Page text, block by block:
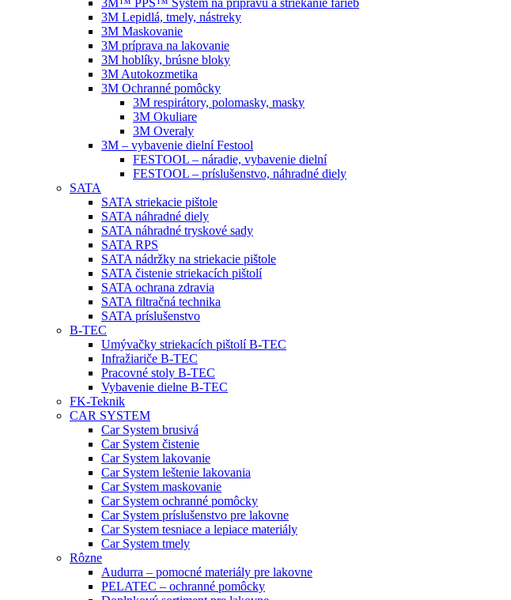
3M™ PPS™ Systém na prípravu a striekanie farieb
3M Lepidlá, tmely, nástreky
3M Maskovanie
3M príprava na lakovanie
3M hoblíky, brúsne bloky
3M Autokozmetika
3M Ochranné pomôcky
3M respirátory, polomasky, masky
3M Okuliare
3M Overaly
3M – vybavenie dielní Festool
FESTOOL – náradie, vybavenie dielní
FESTOOL – príslušenstvo, náhradné diely
SATA
SATA striekacie pištole
SATA náhradné diely
SATA náhradné tryskové sady
SATA RPS
SATA nádržky na striekacie pištole
SATA čistenie striekacích pištolí
SATA ochrana zdravia
SATA filtračná technika
SATA príslušenstvo
B-TEC
Umývačky striekacích pištolí B-TEC
Infražiariče B-TEC
Pracovné stoly B-TEC
Vybavenie dielne B-TEC
FK-Teknik
CAR SYSTEM
Car System brusivá
Car System čistenie
Car System lakovanie
Car System leštenie lakovania
Car System maskovanie
Car System ochranné pomôcky
Car System príslušenstvo pre lakovne
Car System tesniace a lepiace materiály
Car System tmely
Rôzne
Audurra – pomocné materiály pre lakovne
PELATEC – ochranné pomôcky